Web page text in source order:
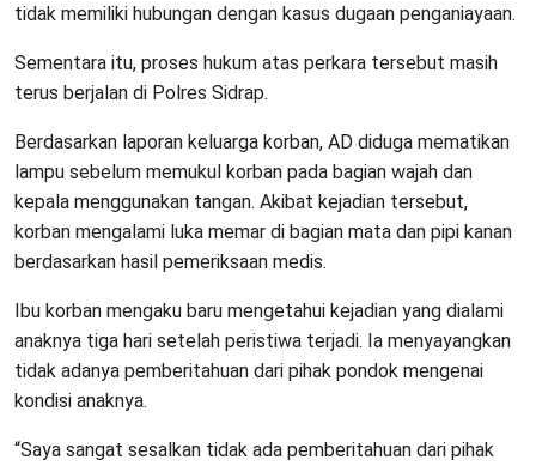
tidak memiliki hubungan dengan kasus dugaan penganiayaan.
Sementara itu, proses hukum atas perkara tersebut masih
terus berjalan di Polres Sidrap.
Berdasarkan laporan keluarga korban, AD diduga mematikan
lampu sebelum memukul korban pada bagian wajah dan
kepala menggunakan tangan. Akibat kejadian tersebut,
korban mengalami luka memar di bagian mata dan pipi kanan
berdasarkan hasil pemeriksaan medis.
Ibu korban mengaku baru mengetahui kejadian yang dialami
anaknya tiga hari setelah peristiwa terjadi. Ia menyayangkan
tidak adanya pemberitahuan dari pihak pondok mengenai
kondisi anaknya.
“Saya sangat sesalkan tidak ada pemberitahuan dari pihak